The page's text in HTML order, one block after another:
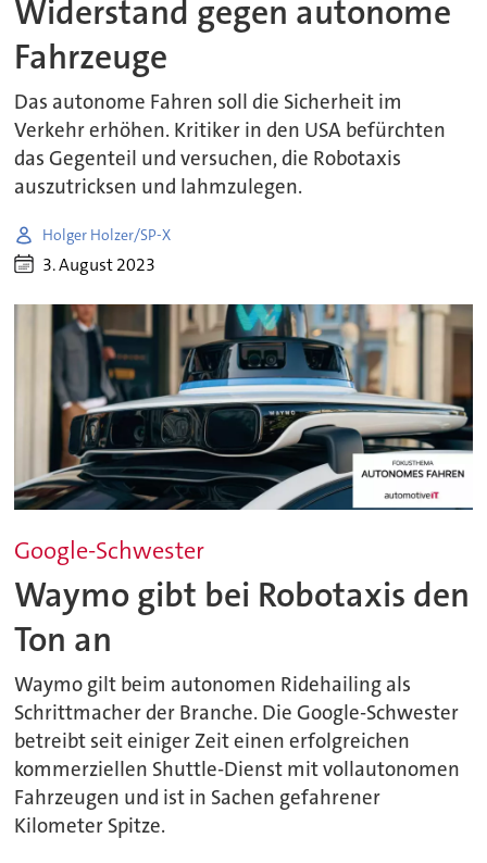
Widerstand gegen autonome
Fahrzeuge
Das autonome Fahren soll die Sicherheit im
Verkehr erhöhen. Kritiker in den USA befürchten
das Gegenteil und versuchen, die Robotaxis
auszutricksen und lahmzulegen.
Holger Holzer/SP-X
3. August 2023
Google-Schwester
Waymo gibt bei Robotaxis den
Ton an
Waymo gilt beim autonomen Ridehailing als
Schrittmacher der Branche. Die Google-Schwester
betreibt seit einiger Zeit einen erfolgreichen
kommerziellen Shuttle-Dienst mit vollautonomen
Fahrzeugen und ist in Sachen gefahrener
Kilometer Spitze.